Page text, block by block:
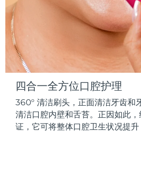
四合一全方位口腔护理
360° 清洁刷头，正面清洁牙齿和
清洁口腔内壁和舌苔。正因如此
证，它可将整体口腔卫生状况提升
ESPADA™ 设备
All acne treatment
眼部护理设备
All revitalizing eye
KIWI™ 皮肤护理
Advanced pore care
LUNA™ Dual-
Serum
For healthy hair
issa™ Teeth
护肤品 男士
全部购买
马恩岛
以色列
意大利
日本
泽西岛
哈萨克斯坦